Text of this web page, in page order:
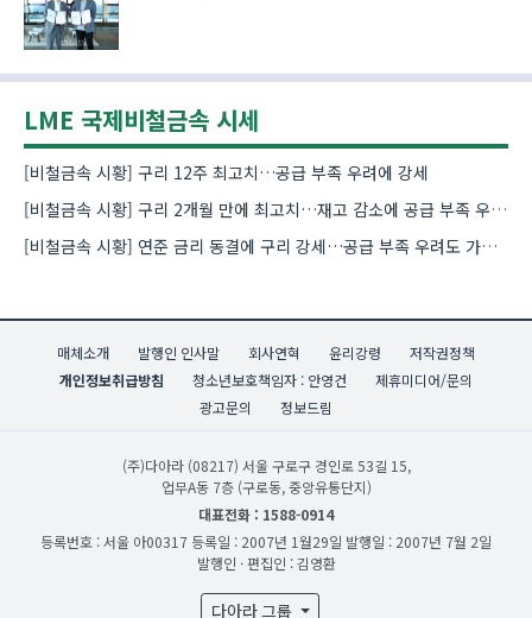
LME 국제비철금속 시세
[비철금속 시황] 구리 12주 최고치…공급 부족 우려에 강세
[비철금속 시황] 구리 2개월 만에 최고치…재고 감소에 공급 부족 우려 확대
[비철금속 시황] 연준 금리 동결에 구리 강세…공급 부족 우려도 가격 지지
매체소개 발행인 인사말 회사연혁 윤리강령
저작권정책
개인정보취급방침
청소년보호책임자 : 안영건
제휴미디어/문의
광고문의
정보드림
(주)다아라 (08217) 서울 구로구 경인로 53길 15,
업무A동 7층 (구로동, 중앙유통단지)
대표전화 : 1588-0914
등록번호 : 서울 아00317 등록일 : 2007년 1월29일 발행일 : 2007년 7월 2일
발행인 · 편집인 : 김영환
다아라 그룹